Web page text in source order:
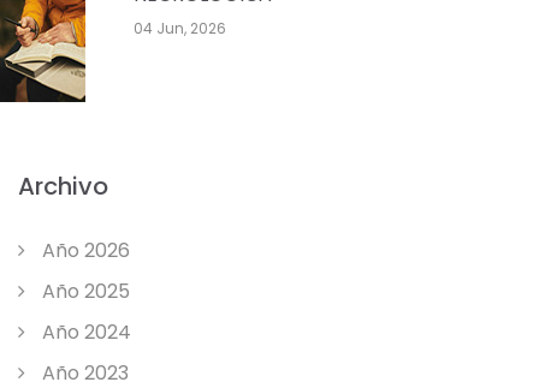
04 Jun, 2026
Archivo
Año 2026
Año 2025
Año 2024
Año 2023